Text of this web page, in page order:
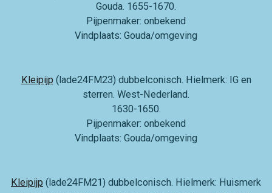
Gouda. 1655-1670.
Pijpenmaker: onbekend
Vindplaats: Gouda/omgeving
Kleipijp (lade24FM23) dubbelconisch. Hielmerk: IG en
sterren. West-Nederland.
1630-1650.
Pijpenmaker: onbekend
Vindplaats: Gouda/omgeving
Kleipijp (lade24FM21) dubbelconisch. Hielmerk: Huismerk